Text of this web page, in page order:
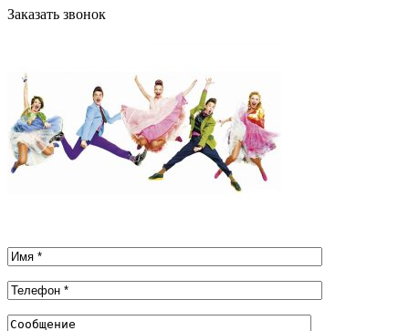
Заказать звонок